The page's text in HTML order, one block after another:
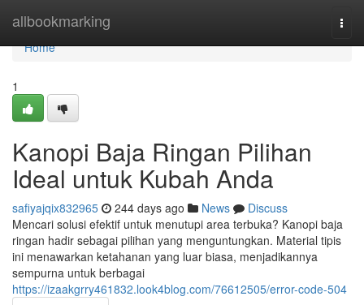
allbookmarking
Home
Home
1
Kanopi Baja Ringan Pilihan
Ideal untuk Kubah Anda
safiyajqix832965 244 days ago News
Discuss
Mencari solusi efektif untuk menutupi area terbuka? Kanopi baja
ringan hadir sebagai pilihan yang menguntungkan. Material tipis
ini menawarkan ketahanan yang luar biasa, menjadikannya
sempurna untuk berbagai
https://izaakgrry461832.look4blog.com/76612505/error-code-504